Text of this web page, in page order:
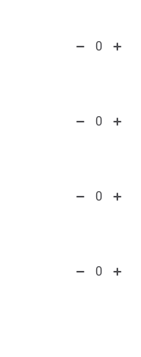
0
0
0
0